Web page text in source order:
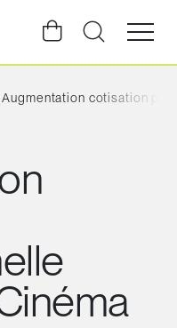
Ouvrir
la
du
Augmentation cotisation